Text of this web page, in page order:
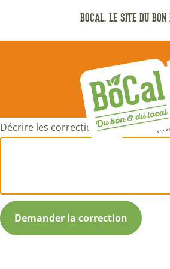
BOCAL, LE SITE DU
Décrire les corrections à apporter